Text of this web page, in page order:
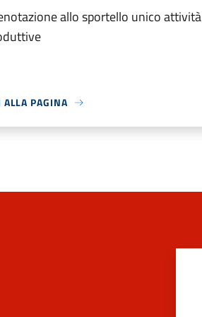
allo sportello unico attività
ALLA PAGINA